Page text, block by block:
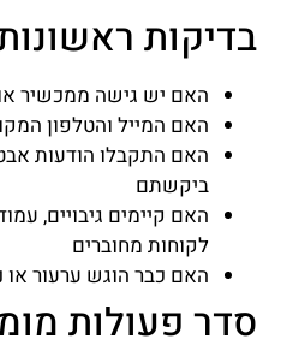
בדיקות
האם יש גישה ממכשיר
האם המייל והטלפון
האם התקבלו הודעות
ביקשתם
האם קיימים גיבויים,
לקוחות מחוברים
האם כבר הוגש ערעור או
סדר פעולות